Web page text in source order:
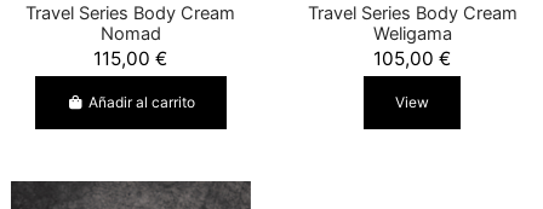
Travel Series Body Cream
Nomad
115,00 €
Añadir al carrito
Travel Series Body Cream
Weligama
105,00 €
View